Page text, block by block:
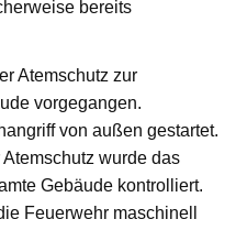
bereits
Atemschutz zur
vorgegangen.
von außen gestartet.
wurde das
Gebäude kontrolliert.
Feuerwehr maschinell